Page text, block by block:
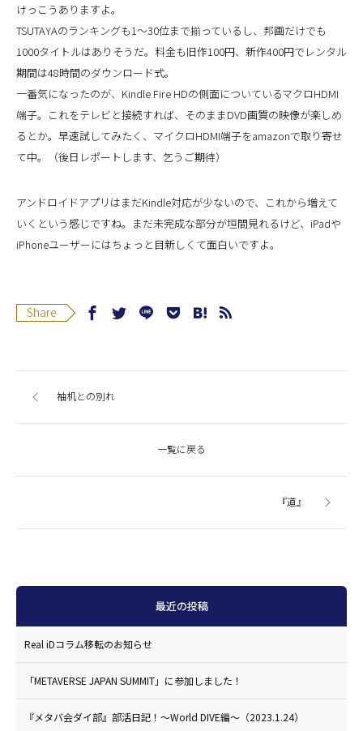
けっこうありますよ。
TSUTAYAのランキングも1〜30位まで揃っているし、邦画だけでも
1000タイトルはありそうだ。料金も旧作100円、新作400円でレンタル
期間は48時間のダウンロード式。
一番気になったのが、Kindle Fire HDの側面についているマクロHDMI
端子。これをテレビと接続すれば、そのままDVD画質の映像が楽しめ
るとか。早速試してみたく、マイクロHDMI端子をamazonで取り寄せ
て中。（後日レポートします、乞うご期待）
アンドロイドアプリはまだKindle対応が少ないので、これから増えて
いくという感じですね。まだ未完成な部分が垣間見れるけど、iPadや
iPhoneユーザーにはちょっと目新しくて面白いですよ。
Share
袖机との別れ
一覧に戻る
『道』
最近の投稿
Real iDコラム移転のお知らせ
「METAVERSE JAPAN SUMMIT」に参加しました！
『メタバ会ダイ部』部活日記！〜World DIVE編〜（2023.1.24）